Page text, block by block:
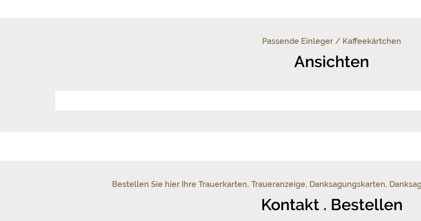
Passende Einleger / Kaffeekärtchen
Ansichten
Bestellen Sie hier Ihre Trauerkarten, Traueranzeige, Danksagungskarten,
Kontakt . Bestellen